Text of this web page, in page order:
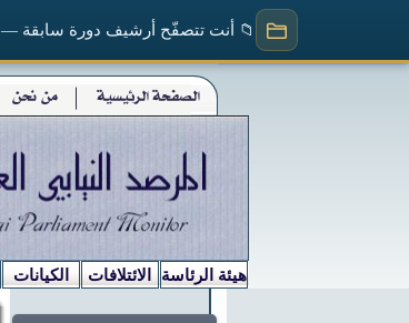
📁 أنت تتصفّح أرشيف دورة سابقة —
هيئة الرئاسة الائتلافات الكيانات